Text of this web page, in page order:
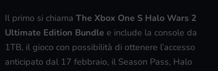
Il primo si chiama The Xbox One S Halo Wars 2
Ultimate Edition Bundle e include la console da
1TB, il gioco con possibilità di ottenere l’accesso
anticipato dal 17 febbraio, il Season Pass, Halo